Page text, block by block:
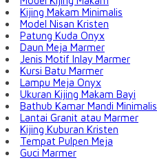
Kijing Makam Minimalis
Model Nisan Kristen
Patung Kuda Onyx
Daun Meja Marmer
Jenis Motif Inlay Marmer
Kursi Batu Marmer
Lampu Meja Onyx
Ukuran Kijing Makam Bayi
Bathub Kamar Mandi Minimalis
Lantai Granit atau Marmer
Kijing Kuburan Kristen
Tempat Pulpen Meja
Guci Marmer